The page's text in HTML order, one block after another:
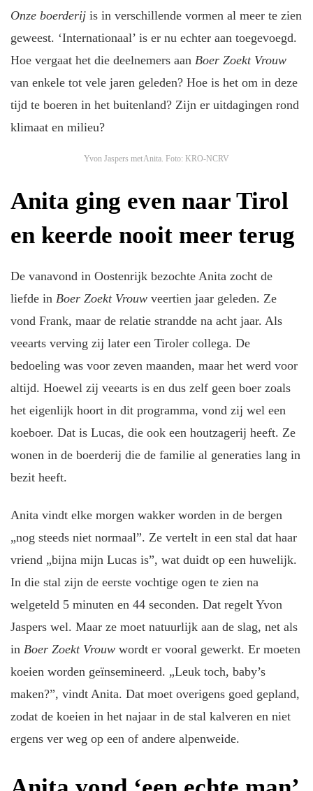
Onze boerderijis in verschillende vormen al meer te zien
geweest. ‘Internationaal’ is er nu echter aan toegevoegd.
Hoe vergaat het die deelnemers aan Boer Zoekt Vrouw
van enkele tot vele jaren geleden? Hoe is het om in deze
tijd te boeren in het buitenland? Zijn er uitdagingen rond
klimaat en milieu?
Yvon Jaspers met Anita. Foto: KRO-NCRV
Anita ging even naar Tirol
en keerde nooit meer terug
De vanavond in Oostenrijk bezochte Anita zocht de
liefde in Boer Zoekt Vrouwveertien jaar geleden. Ze
vond Frank, maar de relatie strandde na acht jaar. Als
veearts verving zij later een Tiroler collega. De
bedoeling was voor zeven maanden, maar het werd voor
altijd. Hoewel zij veearts is en dus zelf geen boer zoals
het eigenlijk hoort in dit programma, vond zij wel een
koeboer. Dat is Lucas, die ook een houtzagerij heeft. Ze
wonen in de boerderij die de familie al generaties lang in
bezit heeft.
Anita vindt elke morgen wakker worden in de bergen
„nog steeds niet normaal”. Ze vertelt in een stal dat haar
vriend „bijna mijn Lucas is”, wat duidt op een huwelijk.
In die stal zijn de eerste vochtige ogen te zien na
welgeteld 5 minuten en 44 seconden. Dat regelt Yvon
Jaspers wel. Maar ze moet natuurlijk aan de slag, net als
in Boer Zoekt Vrouwwordt er vooral gewerkt. Er moeten
koeien worden geïnsemineerd. „Leuk toch, baby’s
maken?”, vindt Anita. Dat moet overigens goed gepland,
zodat de koeien in het najaar in de stal kalveren en niet
ergens ver weg op een of andere alpenweide.